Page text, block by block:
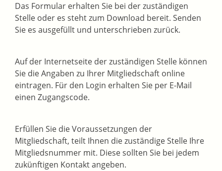
Das Formular erhalten Sie bei der zuständigen
Stelle oder es steht zum Download bereit. Senden
Sie es ausgefüllt und unterschrieben zurück.
Auf der Internetseite der zuständigen Stelle können
Sie die Angaben zu Ihrer Mitgliedschaft online
eintragen. Für den Login erhalten Sie per E-Mail
einen Zugangscode.
Erfüllen Sie die Voraussetzungen der
Mitgliedschaft, teilt Ihnen die zuständige Stelle Ihre
Mitgliedsnummer mit. Diese sollten Sie bei jedem
zukünftigen Kontakt angeben.